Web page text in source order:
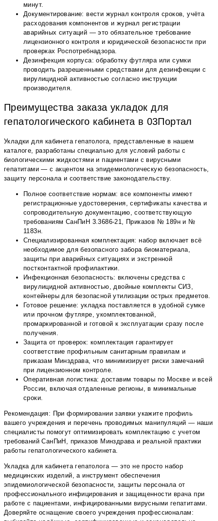
минут.
Документирование: вести журнал контроля сроков, учёта
расходования компонентов и журнал регистрации
аварийных ситуаций — это обязательное требование
лицензионного контроля и юридической безопасности при
проверках Роспотребнадзора.
Дезинфекция корпуса: обработку футляра или сумки
проводить разрешенными средствами для дезинфекции с
вирулицидной активностью согласно инструкции
производителя.
Преимущества заказа укладок для
гепатологического кабинета в 03Портал
Укладки для кабинета гепатолога, представленные в нашем
каталоге, разработаны специально для условий работы с
биологическими жидкостями и пациентами с вирусными
гепатитами — с акцентом на эпидемиологическую безопасность,
защиту персонала и соответствие законодательству.
Полное соответствие нормам: все компоненты имеют
регистрационные удостоверения, сертификаты качества и
сопроводительную документацию, соответствующую
требованиям СанПиН 3.3686-21, Приказов № 189н и №
1183н.
Специализированная комплектация: набор включает всё
необходимое для безопасного забора биоматериала,
защиты при аварийных ситуациях и экстренной
постконтактной профилактики.
Инфекционная безопасность: включены средства с
вирулицидной активностью, двойные комплекты СИЗ,
контейнеры для безопасной утилизации острых предметов.
Готовое решение: укладка поставляется в удобной сумке
или прочном футляре, укомплектованной,
промаркированной и готовой к эксплуатации сразу после
получения.
Защита от проверок: комплектация гарантирует
соответствие профильным санитарным правилам и
приказам Минздрава, что минимизирует риски замечаний
при лицензионном контроле.
Оперативная логистика: доставим товары по Москве и всей
России, включая отдаленные регионы, в минимальные
сроки.
Рекомендация: При формировании заявки укажите профиль
вашего учреждения и перечень проводимых манипуляций — наши
специалисты помогут оптимизировать комплектацию с учетом
требований СанПиН, приказов Минздрава и реальной практики
работы гепатологического кабинета.
Укладка для кабинета гепатолога — это не просто набор
медицинских изделий, а инструмент обеспечения
эпидемиологической безопасности, защиты персонала от
профессионального инфицирования и защищенности врача при
работе с пациентами, инфицированными вирусными гепатитами.
Доверяйте оснащение своего учреждения профессионалам: